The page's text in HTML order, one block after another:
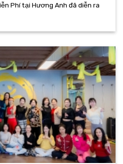
Phí tại Hương Anh đã diễn ra